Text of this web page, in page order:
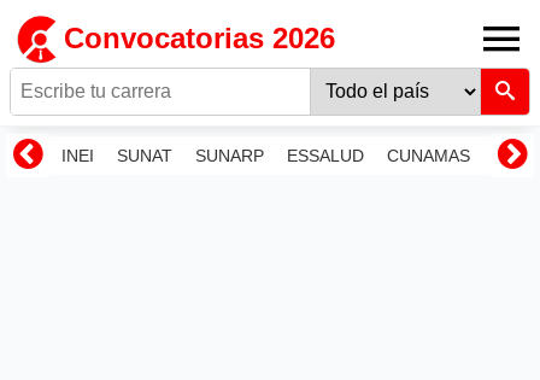
Convocatorias 2026
INEI SUNAT SUNARP ESSALUD CUNAMAS